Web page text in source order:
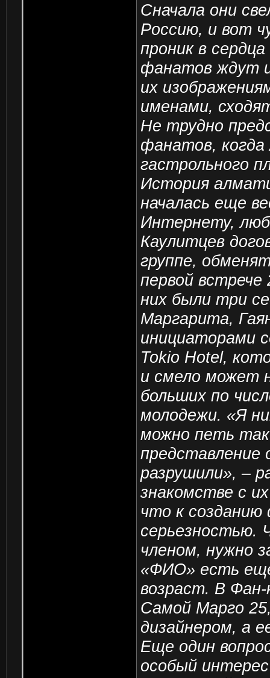
Сначала они
Россию, и вот
проник в
фанатов ждут
их
именами,
Не трудно
фанатов,
гастрольного
История
началась еще
Интернету,
Каулитцев
группе,
первой встрече
них были три
Маргарита,
инициаторами
Tokio Hotel,
и смело может
больших по
молодежи. «Я
можно петь
представление
разрушили», –
знакомстве c
что к созданию
серьезностью.
членом, нужно
«ФИО» есть
возраст. В Фан-
Самой Марго
дизайнером, а
Еще один
особый